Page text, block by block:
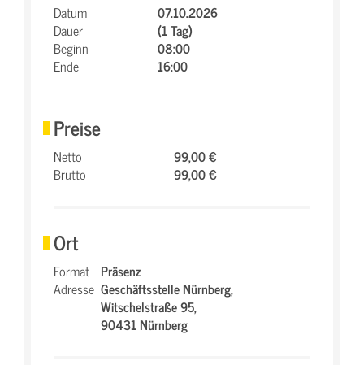
Datum
07.10.2026
Dauer
(1 Tag)
Beginn
08:00
Ende
16:00
Preise
Netto
99,00 €
Brutto
99,00 €
Ort
Format Präsenz
Adresse Geschäftsstelle Nürnberg,
Witschelstraße 95,
90431 Nürnberg